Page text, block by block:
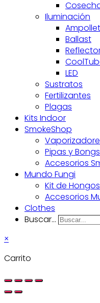
Iluminación
Ballast
LED
Sustratos
Fertilizantes
Plagas
Kits Indoor
SmokeShop
Pipas y Bongs
Accesorios
Mundo Fungi
Kit de Hongos
Accesorios
Clothes
Buscar...
×
Carrito